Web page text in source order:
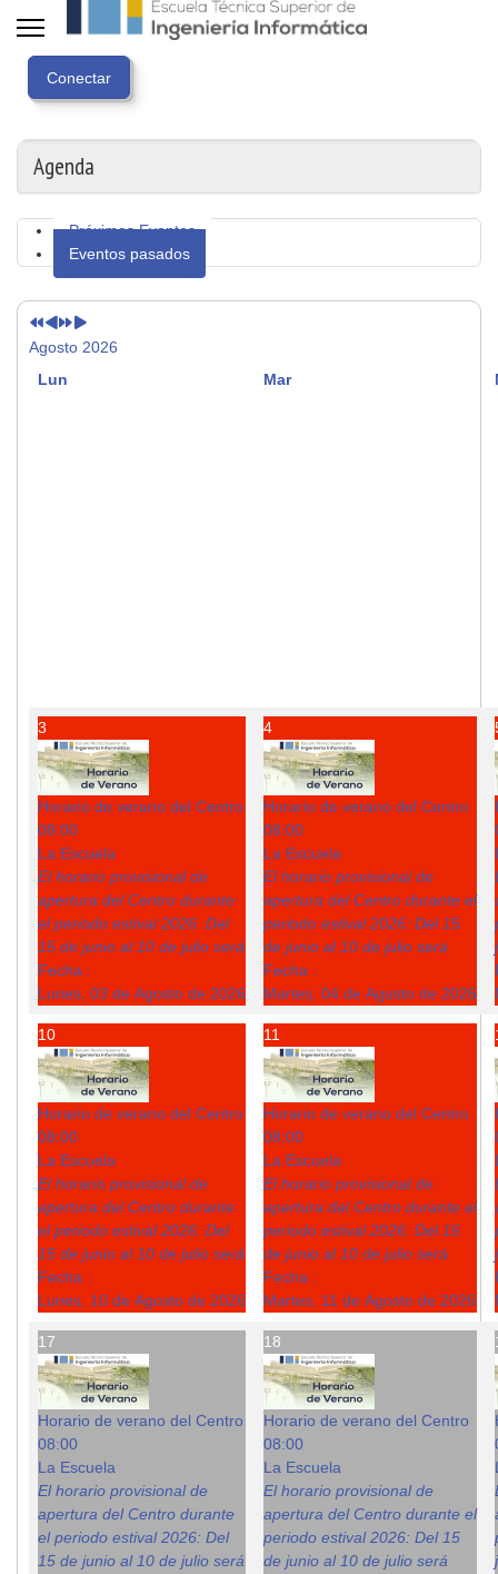
Agenda
Próximos Eventos
Eventos pasados
anterior
Agosto 2026
Lun
Mar
3
Horario de verano del Centro
08:00
La Escuela
El horario provisional de
apertura del Centro durante
el periodo estival 2026: Del
15 de junio al 10 de julio será
Fecha :
Lunes, 03 de Agosto de 2026
4
Horario de verano del Centro
08:00
La Escuela
El horario provisional de
apertura del Centro durante el
periodo estival 2026: Del 15
de junio al 10 de julio será
Fecha :
Martes, 04 de Agosto de 2026
10
Horario de verano del Centro
08:00
La Escuela
El horario provisional de
apertura del Centro durante
el periodo estival 2026: Del
15 de junio al 10 de julio será
Fecha :
Lunes, 10 de Agosto de 2026
11
Horario de verano del Centro
08:00
La Escuela
El horario provisional de
apertura del Centro durante el
periodo estival 2026: Del 15
de junio al 10 de julio será
Fecha :
Martes, 11 de Agosto de 2026
17
Horario de verano del Centro
08:00
La Escuela
El horario provisional de
apertura del Centro durante
el periodo estival 2026: Del
15 de junio al 10 de julio será
18
Horario de verano del Centro
08:00
La Escuela
El horario provisional de
apertura del Centro durante el
periodo estival 2026: Del 15
de junio al 10 de julio será